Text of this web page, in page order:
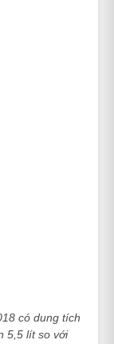
có dung tích
5,5 lít so với